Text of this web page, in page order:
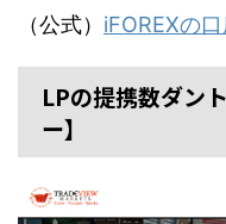
（公式） iFOREXの
LPの提携数ダン
ー】